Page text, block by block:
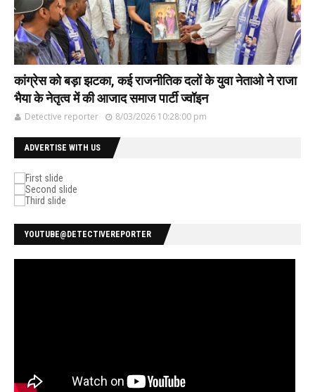
कांग्रेस को बड़ा झटका, कई राजनीतिक दलों के युवा नेताओ ने राजा
भैया के नेतृत्व में की आजाद समाज पार्टी ज्वॉइन
Detective reporter 8/03/2026 10:28:00 pm
ADVERTISE WITH US
YOUTUBE@DETECTIVEREPORTER